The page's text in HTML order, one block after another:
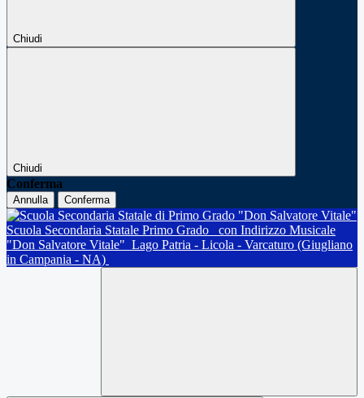
Chiudi
Chiudi
Conferma
Annulla Conferma
Scuola Secondaria Statale Primo Grado
con Indirizzo Musicale
"Don Salvatore Vitale" Lago Patria - Licola - Varcaturo (Giugliano
in Campania - NA)